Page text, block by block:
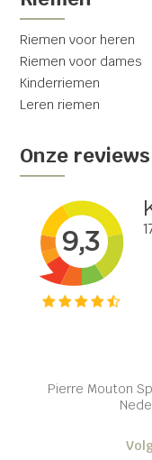
Riemen voor heren
Riemen voor dames
Kinderriemen
Leren riemen
Onze reviews
Pierre Mouton